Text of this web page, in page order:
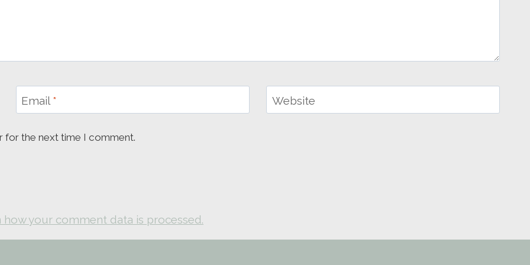
Email * Website
for the next time I comment.
how your comment data is processed.